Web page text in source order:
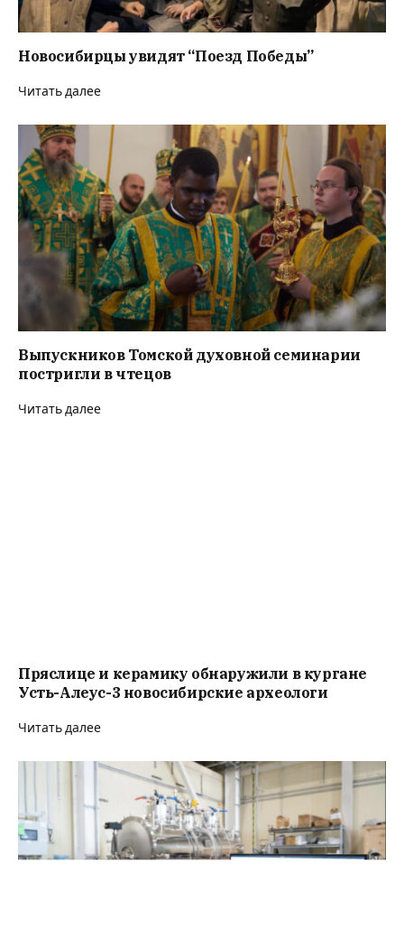
Новосибирцы увидят “Поезд Победы”
Читать далее
Выпускников Томской духовной семинарии
постригли в чтецов
Читать далее
Пряслице и керамику обнаружили в кургане
Усть-Алеус-3 новосибирские археологи
Читать далее